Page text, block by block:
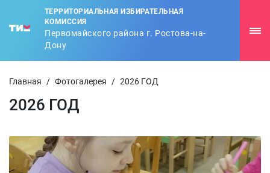
ТЕРРИТОРИАЛЬНАЯ ИЗБИРАТЕЛЬНАЯ
КОМИССИЯ
Первомайского района г. Ростова-на-
Дону
Главная / Фотогалерея / 2026 ГОД
2026 ГОД